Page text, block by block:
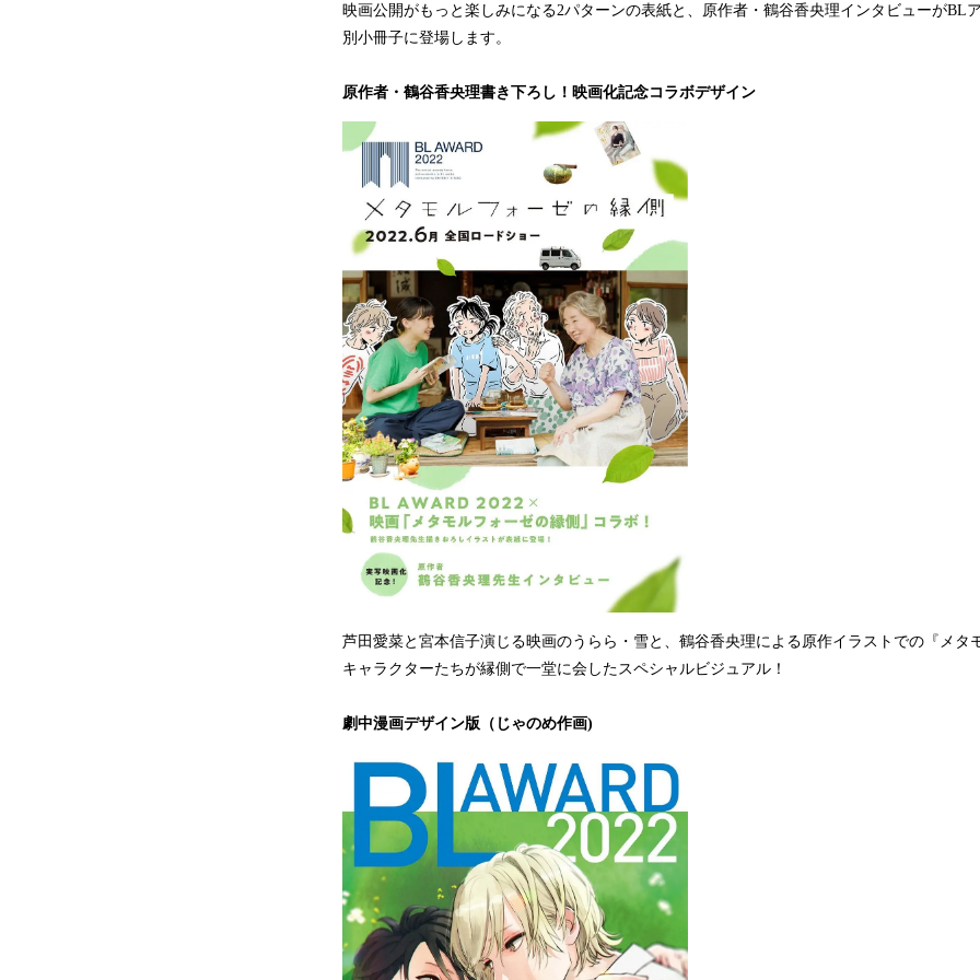
映画公開がもっと楽しみになる2パターンの表紙と、原作者・鶴谷香央理インタビューがBL
別小冊子に登場します。
原作者・鶴谷香央理書き下ろし！映画化記念コラボデザイン
芦田愛菜と宮本信子演じる映画のうらら・雪と、鶴谷香央理による原作イラストでの『メタ
キャラクターたちが縁側で一堂に会したスペシャルビジュアル！
劇中漫画デザイン版（じゃのめ作画)